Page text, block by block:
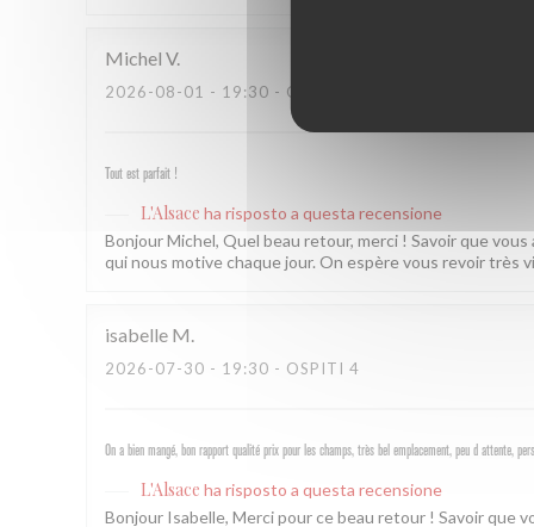
Michel V
2026-08-01 - 19:30 - OSPITI 2
Tout est parfait !
L'Alsace ha risposto a questa recensione
Bonjour Michel, Quel beau retour, merci ! Savoir que
qui nous motive chaque jour. On espère vous revoir très
isabelle M
2026-07-30 - 19:30 - OSPITI 4
On a bien mangé, bon rapport qualité prix pour les champs, très bel emplacement, peu d attente,
L'Alsace ha risposto a questa recensione
Bonjour Isabelle, Merci pour ce beau retour ! Savoir que